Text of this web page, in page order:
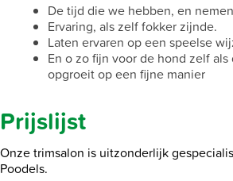
De tijd die we hebben, en
Ervaring, als zelf fokker zijnde.
Laten ervaren op een speelse
En o zo fijn voor de hond zelf
opgroeit op een fijne manier
Prijslijst
Onze trimsalon is uitzonderlijk
Poodels.